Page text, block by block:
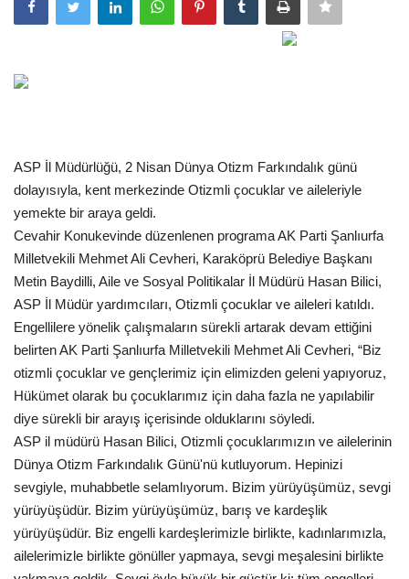
Şanlıurfa
Tekno Bilim
Ekonomi
Siyaset
Galeriler
Yaşam
Künye
Sağlık
İletişim
Kültür Sanat
ASP İl Müdürlüğü, 2 Nisan Dünya Otizm Farkındalık günü
dolayısıyla, kent merkezinde Otizmli çocuklar ve aileleriyle
yemekte bir araya geldi.
Cevahir Konukevinde düzenlenen programa AK Parti Şanlıurfa
Milletvekili Mehmet Ali Cevheri, Karaköprü Belediye Başkanı
Metin Baydilli, Aile ve Sosyal Politikalar İl Müdürü Hasan Bilici,
ASP İl Müdür yardımcıları, Otizmli çocuklar ve aileleri katıldı.
Engellilere yönelik çalışmaların sürekli artarak devam ettiğini
belirten AK Parti Şanlıurfa Milletvekili Mehmet Ali Cevheri, “Biz
otizmli çocuklar ve gençlerimiz için elimizden geleni yapıyoruz,
Hükümet olarak bu çocuklarımız için daha fazla ne yapılabilir
diye sürekli bir arayış içerisinde olduklarını söyledi.
ASP il müdürü Hasan Bilici, Otizmli çocuklarımızın ve ailelerinin
Dünya Otizm Farkındalık Günü'nü kutluyorum. Hepinizi
sevgiyle, muhabbetle selamlıyorum. Bizim yürüyüşümüz, sevgi
yürüyüşüdür. Bizim yürüyüşümüz, barış ve kardeşlik
yürüyüşüdür. Biz engelli kardeşlerimizle birlikte, kadınlarımızla,
ailelerimizle birlikte gönüller yapmaya, sevgi meşalesini birlikte